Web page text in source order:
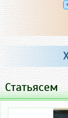
Статьясем